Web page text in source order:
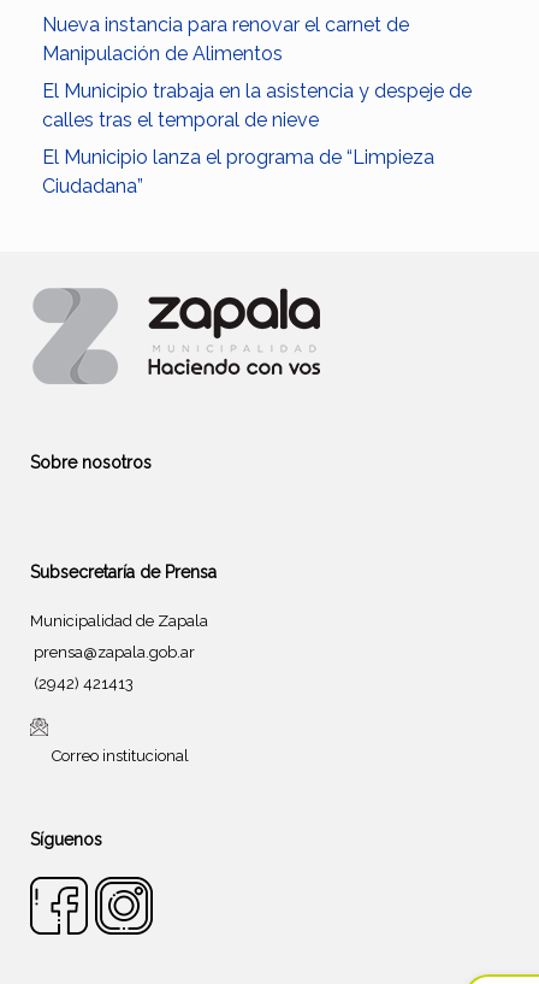
Nueva instancia para renovar el carnet de
Manipulación de Alimentos
El Municipio trabaja en la asistencia y despeje de
calles tras el temporal de nieve
El Municipio lanza el programa de “Limpieza
Ciudadana”
Sobre nosotros
Subsecretaría de Prensa
Municipalidad de Zapala
prensa@zapala.gob.ar
(2942) 421413
Correo institucional
Síguenos